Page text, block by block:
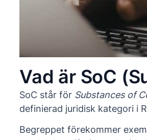
Vad är SoC
SoC står för Substances of
definierad juridisk kategori i
Begreppet förekommer